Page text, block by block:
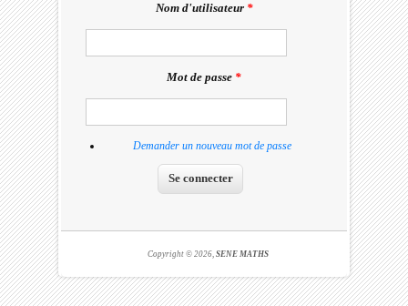
Nom d'utilisateur *
Mot de passe *
Demander un nouveau mot de passe
Copyright © 2026,SENE MATHS